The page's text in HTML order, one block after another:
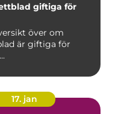
giftiga för
är giftiga för
katter ...
17. jan